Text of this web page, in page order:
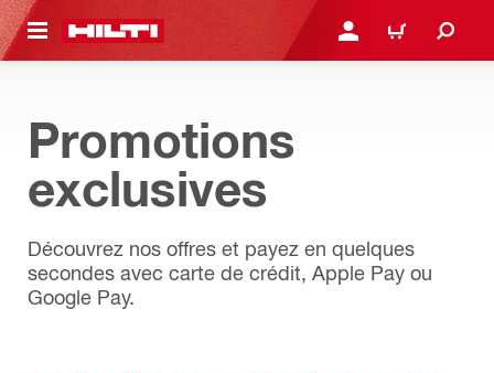
CONTENT CONNEXION OU
PANIER
Promotions
exclusives
Découvrez nos offres et payez en quelques
secondes avec carte de crédit, Apple Pay ou
Google Pay.